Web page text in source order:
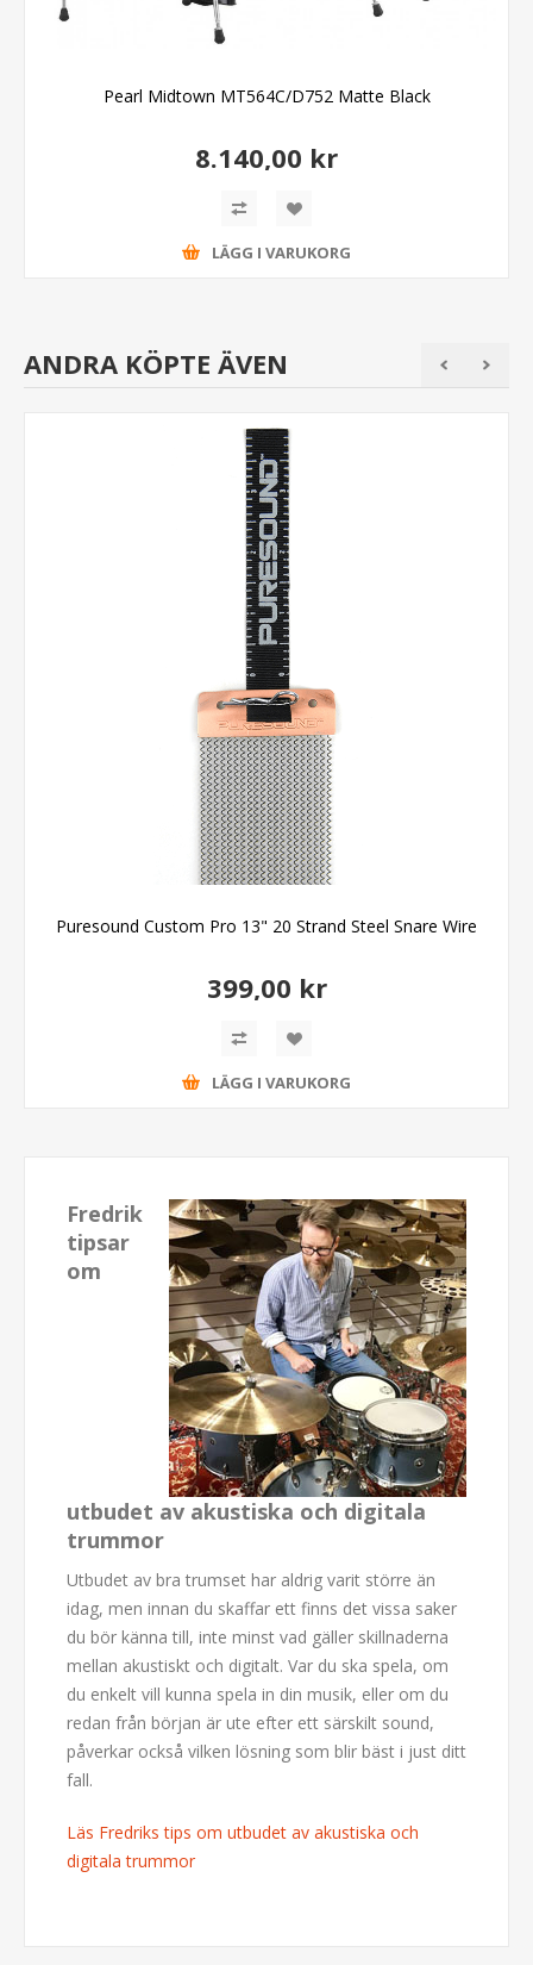
Pearl Midtown MT564C/D752 Matte Black
8.140,00 kr
LÄGG I VARUKORG
ANDRA KÖPTE ÄVEN
Puresound Custom Pro 13" 20 Strand Steel Snare Wire
399,00 kr
LÄGG I VARUKORG
Fredrik
tipsar
om
utbudet av akustiska och digitala
trummor
Utbudet av bra trumset har aldrig varit större än
idag, men innan du skaffar ett finns det vissa saker
du bör känna till, inte minst vad gäller skillnaderna
mellan akustiskt och digitalt. Var du ska spela, om
du enkelt vill kunna spela in din musik, eller om du
redan från början är ute efter ett särskilt sound,
påverkar också vilken lösning som blir bäst i just ditt
fall.
Läs Fredriks tips om utbudet av akustiska och
digitala trummor